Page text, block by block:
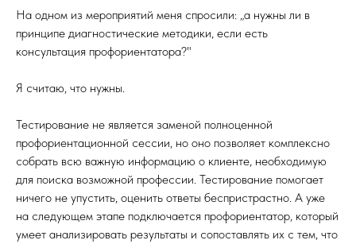
На одном из мероприятий меня спросили: „а нужны ли в
принципе диагностические методики, если есть
консультация профориентатора?"
Я считаю, что нужны.
Тестирование не является заменой полноценной
профориентационной сессии, но оно позволяет комплексно
собрать всю важную информацию о клиенте, необходимую
для поиска возможной профессии. Тестирование помогает
ничего не упустить, оценить ответы беспристрастно. А уже
на следующем этапе подключается профориентатор, который
умеет анализировать результаты и сопоставлять их с тем, что